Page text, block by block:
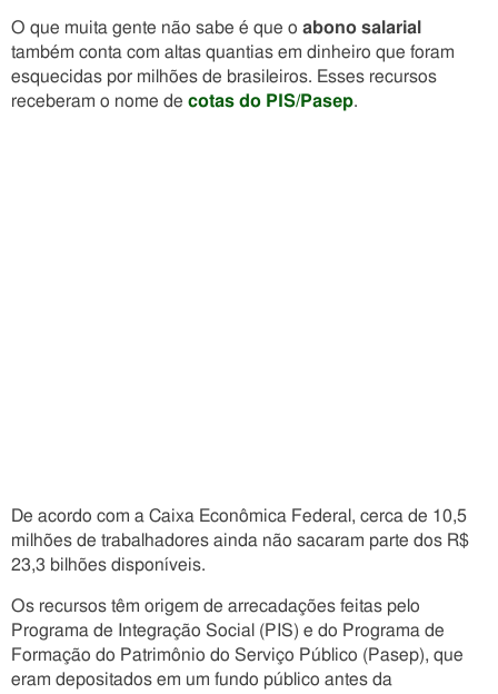
O que muita gente não sabe é que o abono salarial
também conta com altas quantias em dinheiro que foram
esquecidas por milhões de brasileiros. Esses recursos
receberam o nome de cotas do PIS/Pasep.
De acordo com a Caixa Econômica Federal, cerca de 10,5
milhões de trabalhadores ainda não sacaram parte dos R$
23,3 bilhões disponíveis.
Os recursos têm origem de arrecadações feitas pelo
Programa de Integração Social (PIS) e do Programa de
Formação do Patrimônio do Serviço Público (Pasep), que
eram depositados em um fundo público antes da